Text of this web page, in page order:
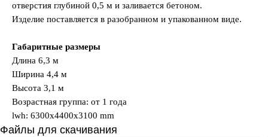
отверстия глубиной 0,5 м и заливается бетоном.
Изделие поставляется в разобранном и упакованном виде.
Габаритные размеры
Длина 6,3 м
Ширина 4,4 м
Высота 3,1 м
Возрастная группа: от 1 года
lwh: 6300x4400x3100 mm
Файлы для скачивания